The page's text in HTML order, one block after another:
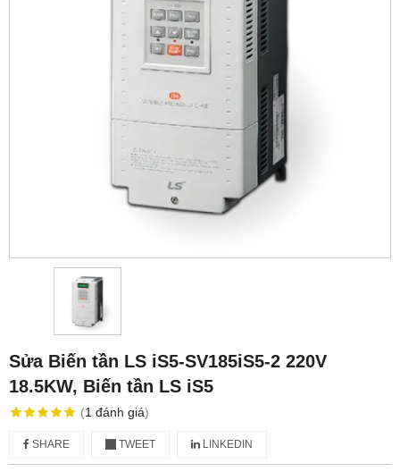
Sửa Biến tần LS iS5-SV185iS5-2 220V
18.5KW, Biến tần LS iS5
(1 đánh giá)
SHARE TWEET LINKEDIN